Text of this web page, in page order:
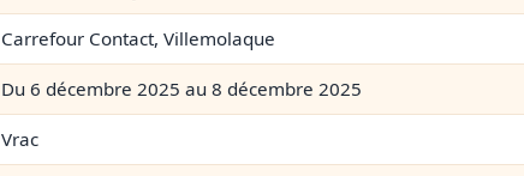
Carrefour Contact, Villemolaque
Du 6 décembre 2025 au 8 décembre 2025
Vrac